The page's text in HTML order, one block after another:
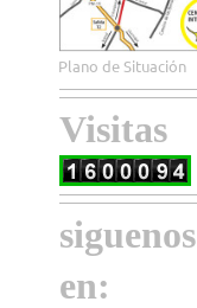
Plano de Situación
Visitas
siguenos
en: